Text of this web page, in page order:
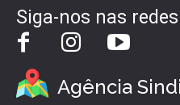
Siga-nos nas
Agência